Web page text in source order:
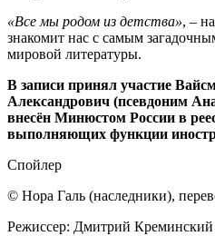
«Все мы родом из детства», –
знакомит нас с самым
мировой литературы.
В записи принял участие
Александрович (псевдоним
внесён Минюстом России в
выполняющих функции
Спойлер
© Нора Галь (наследники),
Режиссер: Дмитрий Креминский